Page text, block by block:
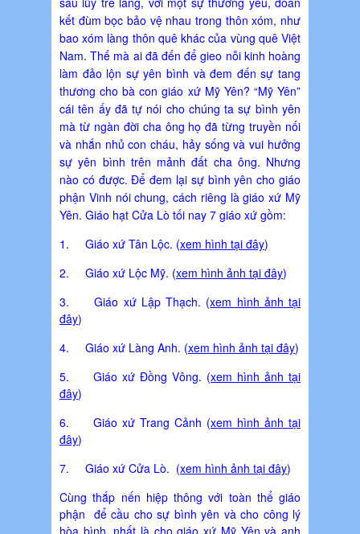
kết đùm bọc bảo vệ nhau trong thôn xóm, như
bao xóm làng thôn quê khác của vùng quê Việt
Nam. Thế mà ai đã đến để gieo nỗi kinh hoàng
làm đảo lộn sự yên bình và đem đến sự tang
thương cho bà con giáo xứ Mỹ Yên? “Mỹ Yên”
cái tên ấy đã tự nói cho chúng ta sự bình yên
mà từ ngàn đời cha ông họ đã từng truyền nối
và nhắn nhủ con cháu, hảy sống và vui hưởng
sự yên bình trên mảnh đất cha ông. Nhưng
nào có được. Để đem lại sự bình yên cho giáo
phận Vinh nói chung, cách riêng là giáo xứ Mỹ
Yên. Giáo hạt Cửa Lò tối nay 7 giáo xứ gồm:
1. Giáo xứ Tân Lộc. (xem hình tại đây)
2. Giáo xứ Lộc Mỹ. (xem hình ảnh tại đây)
3. Giáo xứ Lập Thạch. (xem hình ảnh tại
đây)
4. Giáo xứ Làng Anh. (xem hình ảnh tại đây)
5. Giáo xứ Đồng Vông. (xem hình ảnh tại
đây)
6. Giáo xứ Trang Cảnh (xem hình ảnh tại
đây)
7. Giáo xứ Cửa Lò. (xem hình ảnh tại đây)
Cùng thắp nến hiệp thông với toàn thể giáo
phận để cầu cho sự bình yên và cho công lý
hòa bình, nhất là cho giáo xứ Mỹ Yên và anh